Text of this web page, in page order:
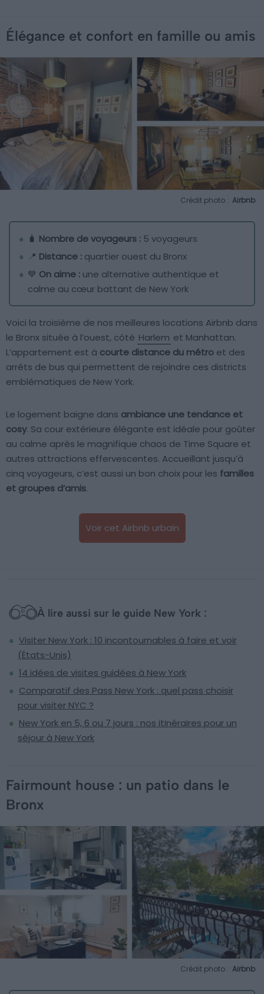
Élégance et confort en famille ou amis
Crédit photo : Airbnb
🧳 Nombre de voyageurs : 5 voyageurs
📍 Distance : quartier ouest du Bronx
💙 On aime : une alternative authentique et
calme au cœur battant de New York
Voici la troisième de nos meilleures locations Airbnb dans
le Bronx située à l’ouest, côté Harlem et Manhattan.
L’appartement est à courte distance du métro et des
arrêts de bus qui permettent de rejoindre ces districts
emblématiques de New York.
Le logement baigne dans ambiance une tendance et
cosy. Sa cour extérieure élégante est idéale pour goûter
au calme après le magnifique chaos de Time Square et
autres attractions effervescentes. Accueillant jusqu’à
cinq voyageurs, c’est aussi un bon choix pour les familles
et groupes d’amis.
Voir cet Airbnb urbain
À lire aussi sur le guide New York :
Visiter New York : 10 incontournables à faire et voir
(États-Unis)
14 idées de visites guidées à New York
Comparatif des Pass New York : quel pass choisir
pour visiter NYC ?
New York en 5, 6 ou 7 jours : nos itinéraires pour un
séjour à New York
Fairmount house : un patio dans le
Bronx
Crédit photo : Airbnb